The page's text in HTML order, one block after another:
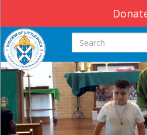
Search this site